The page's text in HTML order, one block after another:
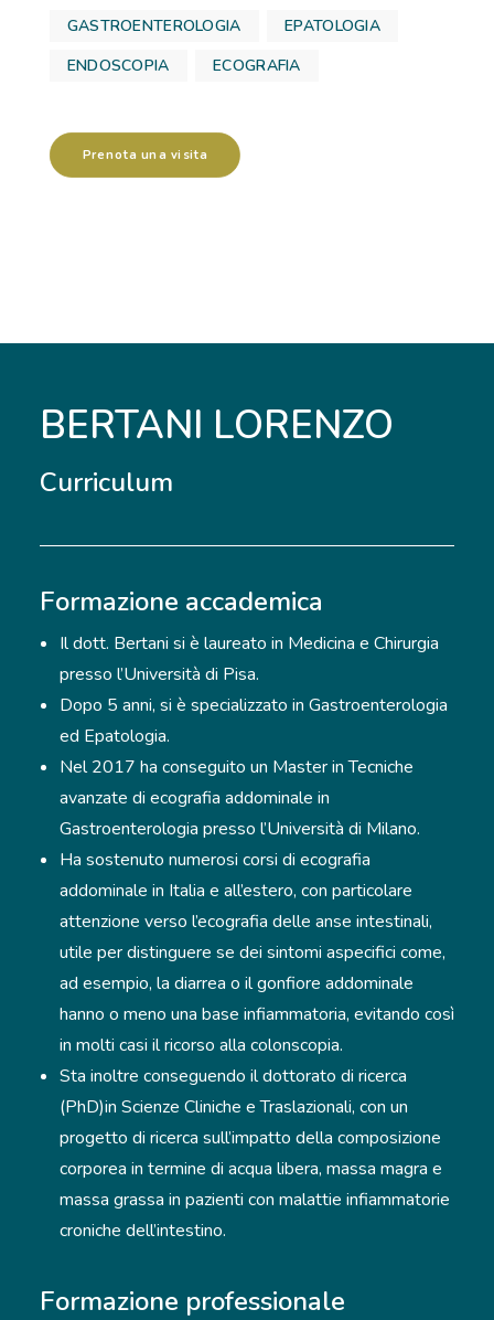
GASTROENTEROLOGIA EPATOLOGIA
ENDOSCOPIA
ECOGRAFIA
Prenota una visita
BERTANI LORENZO
Curriculum
Formazione accademica
Il dott. Bertani si è laureato in Medicina e Chirurgia
presso l’Università di Pisa.
Dopo 5 anni, si è specializzato in Gastroenterologia
ed Epatologia.
Nel 2017 ha conseguito un Master in Tecniche
avanzate di ecografia addominale in
Gastroenterologia presso l’Università di Milano.
Ha sostenuto numerosi corsi di ecografia
addominale in Italia e all’estero, con particolare
attenzione verso l’ecografia delle anse intestinali,
utile per distinguere se dei sintomi aspecifici come,
ad esempio, la diarrea o il gonfiore addominale
hanno o meno una base infiammatoria, evitando così
in molti casi il ricorso alla colonscopia.
Sta inoltre conseguendo il dottorato di ricerca
(PhD)in Scienze Cliniche e Traslazionali, con un
progetto di ricerca sull’impatto della composizione
corporea in termine di acqua libera, massa magra e
massa grassa in pazienti con malattie infiammatorie
croniche dell’intestino.
Formazione professionale